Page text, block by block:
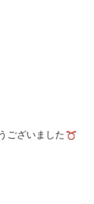
ございました